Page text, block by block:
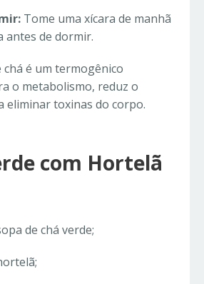
Tome uma xícara de manhã
antes de dormir.
chá é um termogênico
o metabolismo, reduz o
eliminar toxinas do corpo.
com Hortelã
de chá verde;